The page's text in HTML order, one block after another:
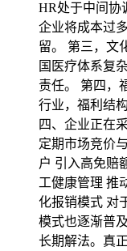
HR处于中间协
企业将成本过
留。 第三，文
国医疗体系复
责任。 第四，
行业，福利结
四、企业正在
定期市场竞价
户 引入高免赔
工健康管理 推
化报销模式 对
模式也逐渐普
长期解法。真